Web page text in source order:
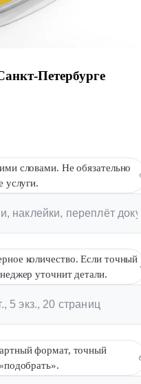
Петербурге
словами. Не обязательно
услуги.
количество. Если точный
уточнит детали.
формат, точный